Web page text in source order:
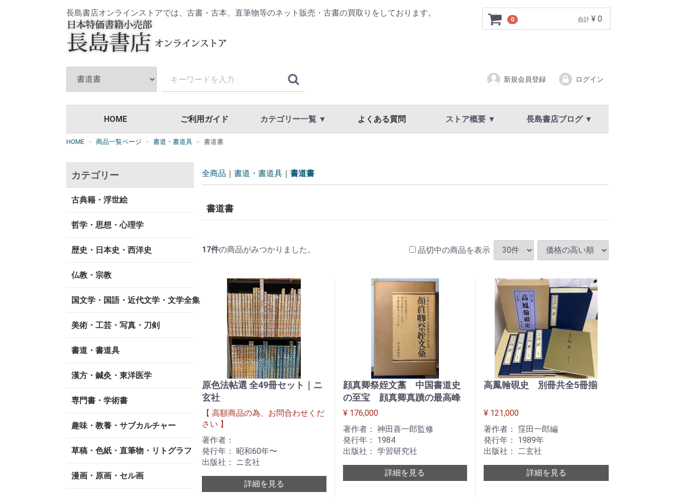
長島書店オンラインストアでは、古書・古本、直筆物等のネット販売・古書の買取りをしております。
0 合計 ¥ 0
新規会員登録 ログイン
HOME ご利用ガイド カテゴリー一覧 ▼ よくある質問 ストア概要 ▼ 長島書店ブログ ▼
HOME 商品一覧ページ 書道・書道具 書道書
カテゴリー
古典籍・浮世絵
哲学・思想・心理学
歴史・日本史・西洋史
仏教・宗教
国文学・国語・近代文学・文学全集
美術・工芸・写真・刀剣
書道・書道具
漢方・鍼灸・東洋医学
専門書・学術書
趣味・教養・サブカルチャー
草稿・色紙・直筆物・リトグラフ
漫画・原画・セル画
全商品 書道・書道具 書道書
書道書
17件の商品がみつかりました。 品切中の商品を表示
原色法帖選 全49冊セット｜ニ
玄社
【 高額商品の為、お問合わせくだ
さい 】
著作者：
発行年： 昭和60年〜
出版社： ニ玄社
詳細を見る
顔真卿祭姪文藁 中国書道史
の至宝 顔真卿真蹟の最高峰
¥ 176,000
著作者： 神田喜一郎監修
発行年： 1984
出版社： 学習研究社
詳細を見る
高鳳翰硯史 別冊共全5冊揃
¥ 121,000
著作者： 窪田一郎編
発行年： 1989年
出版社： 二玄社
詳細を見る